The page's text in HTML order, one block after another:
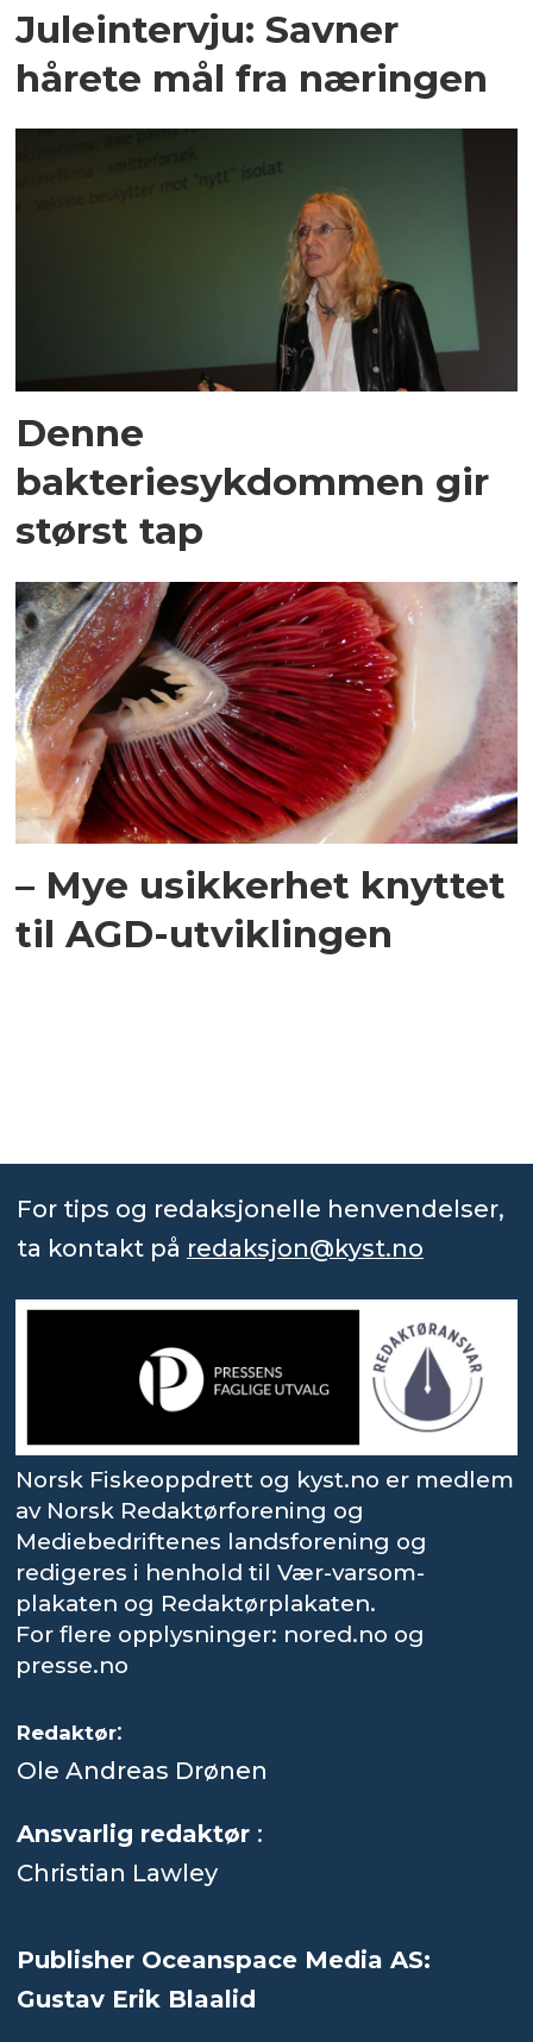
Juleintervju: Savner
hårete mål fra næringen
Denne
bakteriesykdommen gir
størst tap
– Mye usikkerhet knyttet
til AGD-utviklingen
For tips og redaksjonelle henvendelser,
ta kontakt på redaksjon@kyst.no
Norsk Fiskeoppdrett og kyst.no er medlem
av Norsk Redaktørforening og
Mediebedriftenes landsforening og
redigeres i henhold til Vær-varsom-
plakaten og Redaktørplakaten.
For flere opplysninger: nored.no og
presse.no
Redaktør:
Ole Andreas Drønen
Ansvarlig redaktør :
Christian Lawley
Publisher Oceanspace Media AS:
Gustav Erik Blaalid